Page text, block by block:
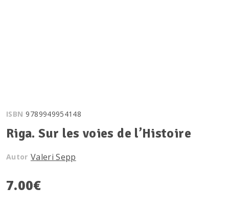
ISBN 9789949954148
Riga. Sur les voies de l’Histoire
Autor Valeri Sepp
7.00€